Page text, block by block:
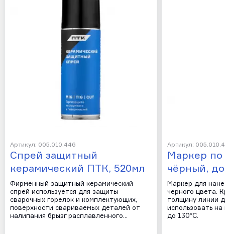
Артикул: 005.010.446
Спрей защитный
керамический ПТК, 520мл
Фирменный защитный керамический
спрей используется для защиты
сварочных горелок и комплектующих,
поверхности свариваемых деталей от
налипания брызг расплавленного…
Артикул:
Маркер по
чёрный,
Маркер для
черного цвета.
толщину линии
использовать
до 130°C.